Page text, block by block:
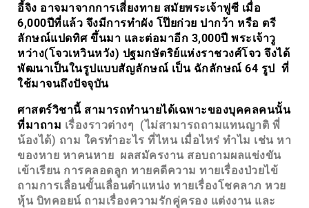
อี้จิง อาจมาจากการเสี่ยงทาย สมัยพระเจ้าฟูซี เมื่อ
6,000ปีที่แล้ว จึงมีการทำผัง โป๊ยก่วย ปากว้า หรือ ตรี
ลักษณ์แปดทิศ ขึ้นมา และต่อมาอีก 3,000ปี พระเจ้าวู
หว่าง(โจวเหวินหวัง) ปฐมกษัตริย์แห่งราชวงศ์โจว จึงได้
พัฒนาเป็นในรูปแบบสัญลักษณ์ เป็น ฉักลักษณ์ 64 รูป ที่
ใช้มาจนถึงปัจจุบัน
ศาสตร์วิชานี้ สามารถทำนายได้เฉพาะของบุคคลคนนั้น
ที่มาถาม เรื่องราวต่างๆ (ไม่สามารถถามแทนญาติ พี่
น้องได้) ถาม ใครทำอะไร ที่ไหน เมื่อไหร่ ทำไม เช่น หา
ของหาย หาคนหาย ผลสมัครงาน สอบถามผลแข่งขัน
เข้าเรียน การคลอดลูก ทายคดีความ ทายเรื่องป่วยไข้
ถามการเลื่อนขั้นเลื่อนตำแหน่ง ทายเรื่องโชคลาภ หวย
หุ้น บิทคอยน์ ถามเรื่องความรักคู่ครอง แต่งงาน และ